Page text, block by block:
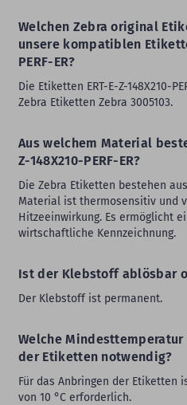
Welchen Zebra original
unsere kompatiblen
PERF-ER?
Die Etiketten ERT-E-Z-148X210-
Zebra Etiketten Zebra 3005103.
Aus welchem Material
Z-148X210-PERF-ER?
Die Zebra Etiketten bestehen
Material ist thermosensitiv und
Hitzeeinwirkung. Es ermöglicht
wirtschaftliche Kennzeichnung.
Ist der Klebstoff ablösbar
Der Klebstoff ist permanent.
Welche
der Etiketten notwendig?
Für das Anbringen der Etiketten
von 10 °C erforderlich.